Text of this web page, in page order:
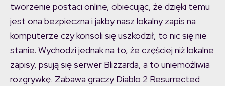
tworzenie postaci online, obiecując, że dzięki temu
jest ona bezpieczna i jakby nasz lokalny zapis na
komputerze czy konsoli się uszkodził, to nic się nie
stanie. Wychodzi jednak na to, że częściej niż lokalne
zapisy, psują się serwer Blizzarda, a to uniemożliwia
rozgrywkę. Zabawa graczy Diablo 2 Resurrected